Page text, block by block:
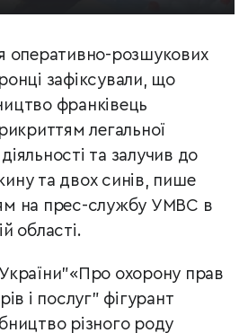
оперативно-розшукових
зафіксували, що
франківець
легальної
та залучив до
та двох синів, пише
на прес-службу УМВС в
області.
охорону прав
і послуг" фігурант
різного роду